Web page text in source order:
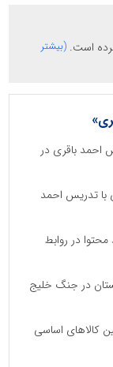
است. (بیشتر
احمد باقری در
با تدریس احمد
در روابط
در جنگ خلیج
کالاهای اساسی